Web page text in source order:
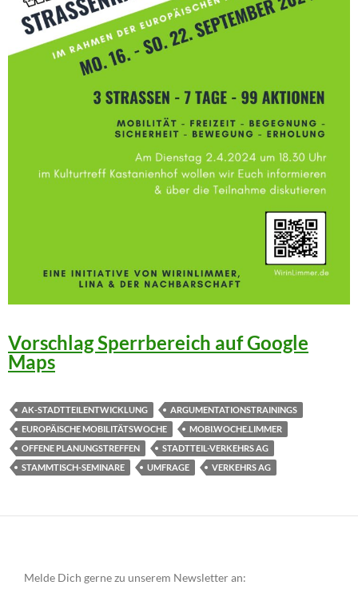
Vorschlag Sperrbereich auf Google
Maps
AK-STADTTEILENTWICKLUNG
ARGUMENTATIONSTRAININGS
EUROPÄISCHE MOBILITÄTSWOCHE
MOBI.WOCHE.LIMMER
OFFENE PLANUNGSTREFFEN
STADTTEIL-VERKEHRS AG
STAMMTISCH-SEMINARE
UMFRAGE VERKEHRS AG
Melde Dich gerne zu unserem Newsletter an: